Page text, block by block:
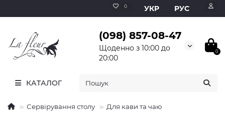
0 УКР РУС
(098) 857-08-47
Щоденно з 10:00 до
20:00
0
КАТАЛОГ
Сервірування столу Для кави та чаю